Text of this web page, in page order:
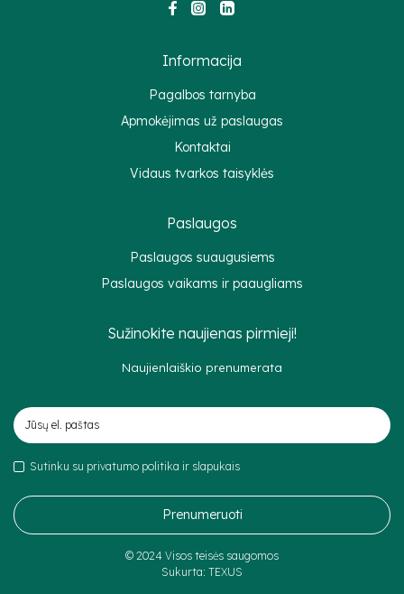
Informacija
Pagalbos tarnyba
Apmokėjimas už paslaugas
Kontaktai
Vidaus tvarkos taisyklės
Paslaugos
Paslaugos suaugusiems
Paslaugos vaikams ir paaugliams
Sužinokite naujienas pirmieji!
Naujienlaiškio prenumerata
Sutinku su privatumo politika ir slapukais
Prenumeruoti
© 2024 Visos teisės saugomos
Sukurta: TEXUS